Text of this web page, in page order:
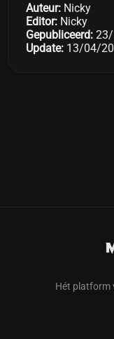
Auteur: Nicky
Editor: Nicky
Gepubliceerd:
Update: 13/04/
Hét platform